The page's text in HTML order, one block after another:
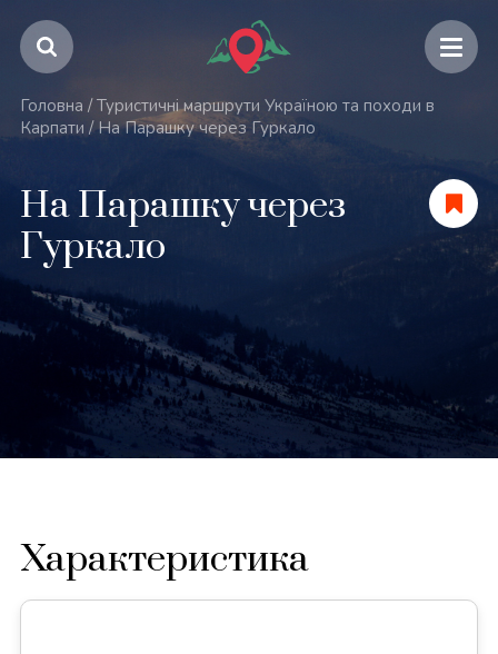
Головна / Туристичні маршрути Україною та походи в
Карпати /На Парашку через Гуркало
На Парашку через
Гуркало
Характеристика